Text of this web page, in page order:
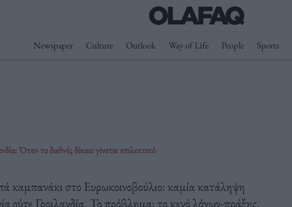
Newspaper Culture Outlook Way of Life People Sports
Όταν το διεθνές δίκαιο γίνεται επιλεκτικό
καμπανάκι στο Ευρωκοινοβούλιο: καμία κατάληψη
ούτε Γροιλανδία. Το πρόβλημα; το κενό λόγων-πράξης.